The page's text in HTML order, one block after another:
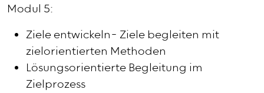
Modul 5:
Ziele entwickeln- Ziele begleiten mit
zielorientierten Methoden
Lösungsorientierte Begleitung im
Zielprozess